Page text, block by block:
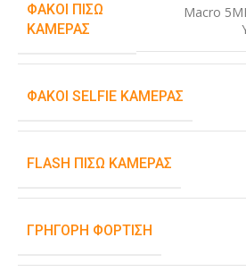
ΦΑΚΟΊ ΠΊΣΩ
ΚΆΜΕΡΑΣ
Macro
ΦΑΚΟΊ SELFIE ΚΆΜΕΡΑΣ
FLASH ΠΊΣΩ ΚΆΜΕΡΑΣ
ΓΡΉΓΟΡΗ ΦΌΡΤΙΣΗ